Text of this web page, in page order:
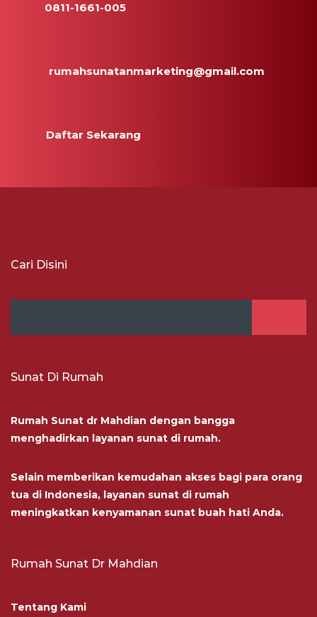
0811-1661-005
rumahsunatanmarketing@gmail.com
Daftar Sekarang
Cari Disini
Sunat Di Rumah
Rumah Sunat dr Mahdian dengan bangga
menghadirkan layanan sunat di rumah.
Selain memberikan kemudahan akses bagi para orang
tua di Indonesia, layanan sunat di rumah
meningkatkan kenyamanan sunat buah hati Anda.
Rumah Sunat Dr Mahdian
Tentang Kami